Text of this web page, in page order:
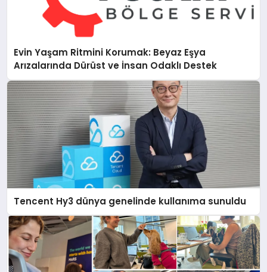
Evin Yaşam Ritmini Korumak: Beyaz Eşya
Arızalarında Dürüst ve İnsan Odaklı Destek
Tencent Hy3 dünya genelinde kullanıma sunuldu